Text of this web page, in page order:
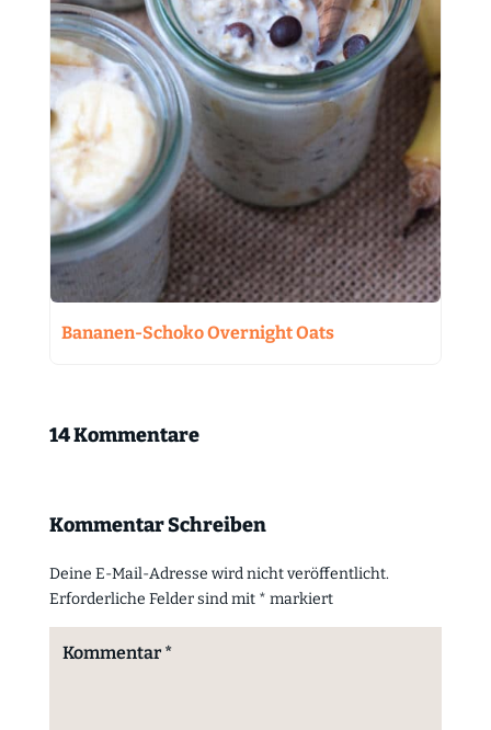
Bananen-Schoko Overnight Oats
14 Kommentare
Kommentar Schreiben
Deine E-Mail-Adresse wird nicht veröffentlicht.
Erforderliche Felder sind mit * markiert